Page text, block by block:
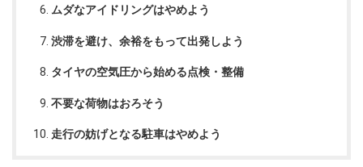
ムダなアイドリングはやめよう
渋滞を避け、余裕をもって出発しよう
タイヤの空気圧から始める点検・整備
不要な荷物はおろそう
走行の妨げとなる駐車はやめよう